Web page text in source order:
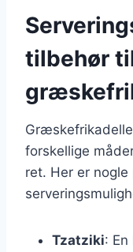
tilbehør
forskellige
ret. Her er
Tzatziki: